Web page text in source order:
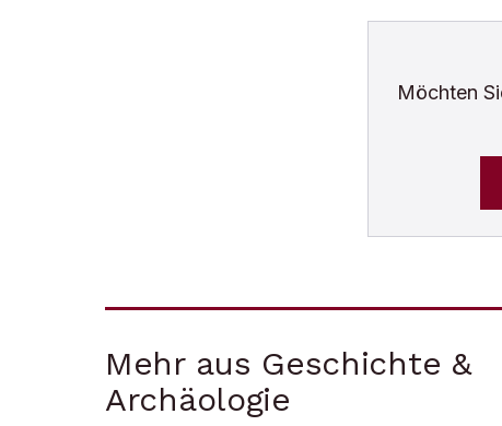
Möchten
Mehr aus Geschichte &
Archäologie